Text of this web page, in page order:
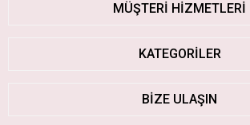
MÜŞTERİ HİZMETLERİ
KATEGORİLER
BİZE ULAŞIN